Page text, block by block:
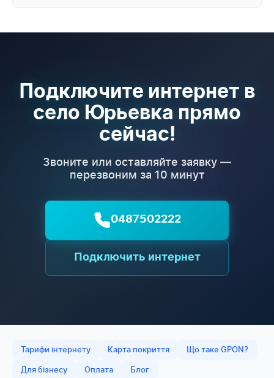
Подключите интернет в
село Юрьевка прямо
сейчас!
Звоните или оставляйте заявку —
перезвоним за 10 минут
0487502222
Подключить интернет
Тарифи інтернету Карта покриття Що таке GPON?
Для бізнесу Оплата Блог